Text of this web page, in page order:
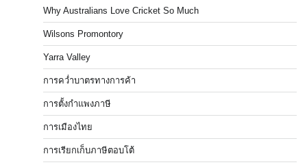
Why Australians Love Cricket So Much
Wilsons Promontory
Yarra Valley
การคว่ำบาตรทางการค้า
การตั้งกำแพงภาษี
การเมืองไทย
การเรียกเก็บภาษีตอบโต้